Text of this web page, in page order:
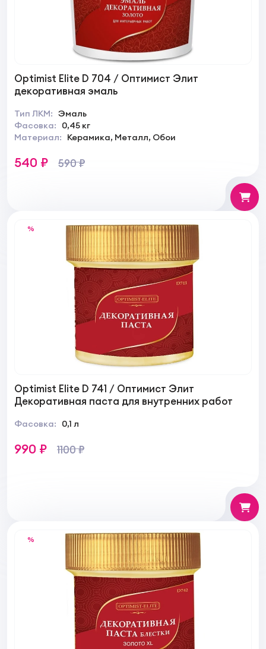
Optimist Elite D 704 / Оптимист Элит
декоративная эмаль
Тип ЛКМ: Эмаль
Фасовка:
0,45 кг
Материал:
Керамика, Металл, Обои
540 ₽ 590 ₽
%
Optimist Elite D 741 / Оптимист Элит
Декоративная паста для внутренних работ
Фасовка: 0,1 л
990 ₽ 1100 ₽
%